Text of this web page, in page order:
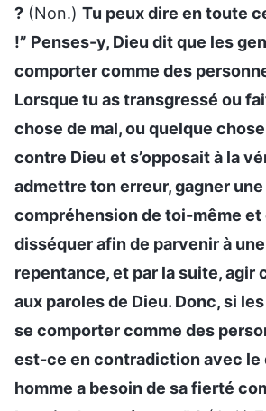
? (Non.) Tu peux dire en toute
!” Penses-y, Dieu dit que les
comporter comme des
Lorsque tu as transgressé ou
chose de mal, ou quelque
contre Dieu et s’opposait à la
admettre ton erreur, gagner une
compréhension de toi-même et
disséquer afin de parvenir à
repentance, et par la suite, agir
aux paroles de Dieu. Donc, si
se comporter comme des
est-ce en contradiction avec le
homme a besoin de sa fierté